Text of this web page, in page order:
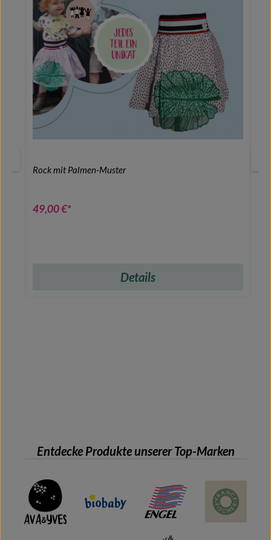
Rock mit Palmen-Muster
49,00 €*
Details
Entdecke Produkte unserer Top-Marken